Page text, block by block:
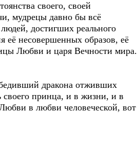
своего, своей
мудрецы давно бы всё
достигших реального
несовершенных образов, её
Любви и царя Вечности мира.
дракона отживших
принца, и в жизни, и в
в любви человеческой, вот